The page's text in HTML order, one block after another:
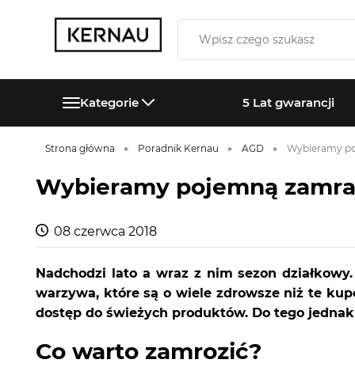
Kategorie 5 Lat gwarancji
Strona główna Poradnik Kernau AGD Wybieramy
Wybieramy pojemną
08 czerwca 2018
Nadchodzi lato a wraz z nim sezon
warzywa, które są o wiele zdrowsze niż te
dostęp do świeżych produktów. Do tego
Co warto zamrozić?